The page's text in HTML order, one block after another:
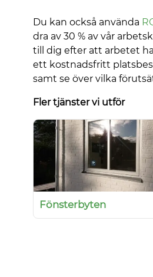
Du kan också använda
dra av 30 % av vår
till dig efter att arbetet
ett kostnadsfritt
samt se över vilka
Fler tjänster vi utför
Fönsterbyten